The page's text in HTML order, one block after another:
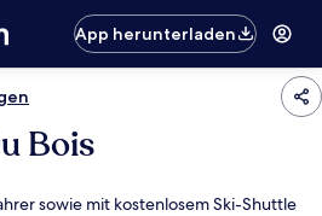
App herunterladen
Bois
sowie mit kostenlosem Ski-Shuttle